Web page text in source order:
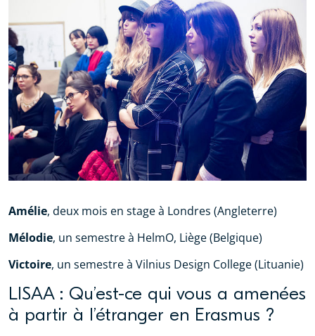
Amélie, deux mois en stage à Londres (Angleterre)
Mélodie, un semestre à HelmO, Liège (Belgique)
Victoire, un semestre à Vilnius Design College (Lituanie)
LISAA : Qu’est-ce qui vous a amenées
à partir à l’étranger en Erasmus ?